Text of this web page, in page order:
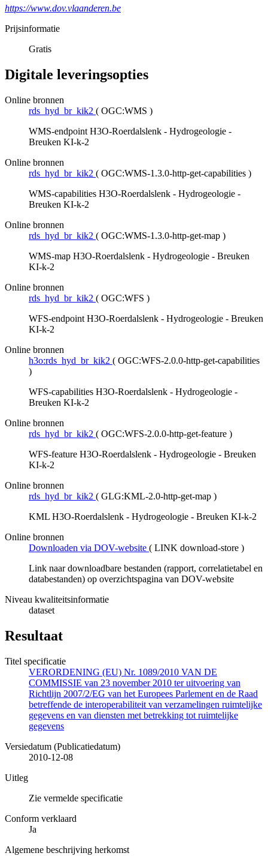
https://www.dov.vlaanderen.be
Prijsinformatie
Gratis
Digitale leveringsopties
Online bronnen
rds_hyd_br_kik2 ( OGC:WMS )
WMS-endpoint H3O-Roerdalslenk - Hydrogeologie -
Breuken KI-k-2
Online bronnen
rds_hyd_br_kik2 ( OGC:WMS-1.3.0-http-get-capabilities )
WMS-capabilities H3O-Roerdalslenk - Hydrogeologie -
Breuken KI-k-2
Online bronnen
rds_hyd_br_kik2 ( OGC:WMS-1.3.0-http-get-map )
WMS-map H3O-Roerdalslenk - Hydrogeologie - Breuken
KI-k-2
Online bronnen
rds_hyd_br_kik2 ( OGC:WFS )
WFS-endpoint H3O-Roerdalslenk - Hydrogeologie - Breuken
KI-k-2
Online bronnen
h3o:rds_hyd_br_kik2 ( OGC:WFS-2.0.0-http-get-capabilities
)
WFS-capabilities H3O-Roerdalslenk - Hydrogeologie -
Breuken KI-k-2
Online bronnen
rds_hyd_br_kik2 ( OGC:WFS-2.0.0-http-get-feature )
WFS-feature H3O-Roerdalslenk - Hydrogeologie - Breuken
KI-k-2
Online bronnen
rds_hyd_br_kik2 ( GLG:KML-2.0-http-get-map )
KML H3O-Roerdalslenk - Hydrogeologie - Breuken KI-k-2
Online bronnen
Downloaden via DOV-website ( LINK download-store )
Link naar downloadbare bestanden (rapport, correlatietabel en
databestanden) op overzichtspagina van DOV-website
Niveau kwaliteitsinformatie
dataset
Resultaat
Titel specificatie
VERORDENING (EU) Nr. 1089/2010 VAN DE
COMMISSIE van 23 november 2010 ter uitvoering van
Richtlijn 2007/2/EG van het Europees Parlement en de Raad
betreffende de interoperabiliteit van verzamelingen ruimtelijke
gegevens en van diensten met betrekking tot ruimtelijke
gegevens
Versiedatum (Publicatiedatum)
2010-12-08
Uitleg
Zie vermelde specificatie
Conform verklaard
Ja
Algemene beschrijving herkomst